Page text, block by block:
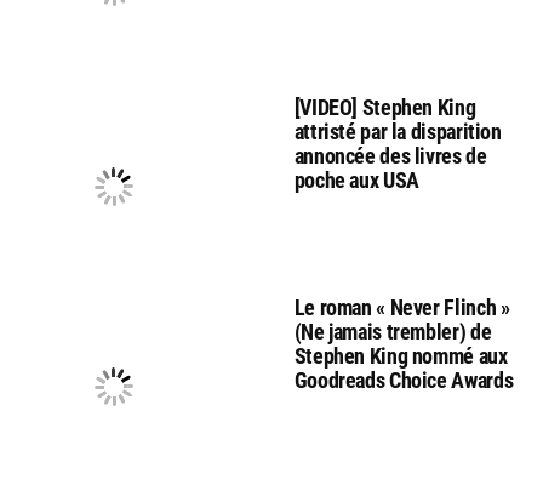
[VIDEO] Stephen King
attristé par la disparition
annoncée des livres de
poche aux USA
Le roman « Never Flinch »
(Ne jamais trembler) de
Stephen King nommé aux
Goodreads Choice Awards